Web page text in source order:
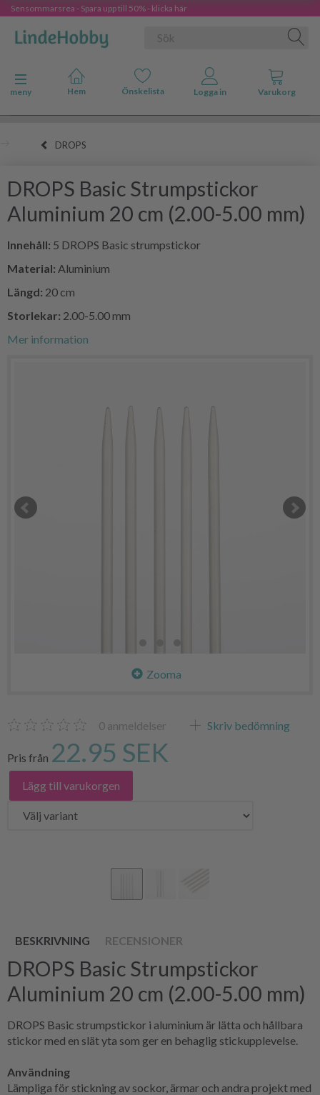
Sensommarsrea - Spara upp till 50% - klicka här
Ändra navigering
meny
DROPS
DROPS Basic Strumpstickor
Aluminium 20 cm (2.00-5.00 mm)
Innehåll: 5 DROPS Basic strumpstickor
Material: Aluminium
Längd: 20 cm
Storlekar: 2.00-5.00 mm
Mer information
Zooma
0 anmeldelser Skriv bedömning
Pris från 22.95 SEK
Lägg till varukorgen
BESKRIVNING RECENSIONER
DROPS Basic Strumpstickor
Aluminium 20 cm (2.00-5.00 mm)
DROPS Basic strumpstickor i aluminium är lätta och hållbara
stickor med en slät yta som ger en behaglig stickupplevelse.
Användning
Lämpliga för stickning av sockor, ärmar och andra projekt med